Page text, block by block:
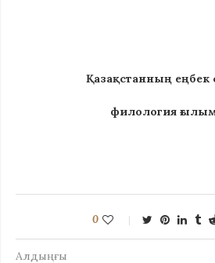
Қазақстанның еңбек
филология
0
Алдыңғы